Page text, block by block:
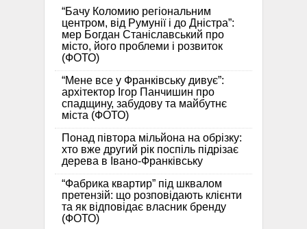
“Бачу Коломию регіональним
центром, від Румунії і до Дністра”:
мер Богдан Станіславський про
місто, його проблеми і розвиток
(ФОТО)
“Мене все у Франківську дивує”:
архітектор Ігор Панчишин про
спадщину, забудову та майбутнє
міста (ФОТО)
Понад півтора мільйона на обрізку:
хто вже другий рік поспіль підрізає
дерева в Івано-Франківську
“Фабрика квартир” під шквалом
претензій: що розповідають клієнти
та як відповідає власник бренду
(ФОТО)